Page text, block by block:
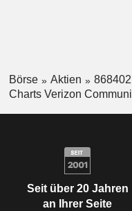
Börse Aktien
Charts Verizon
Seit über 20 Jahren
an Ihrer Seite